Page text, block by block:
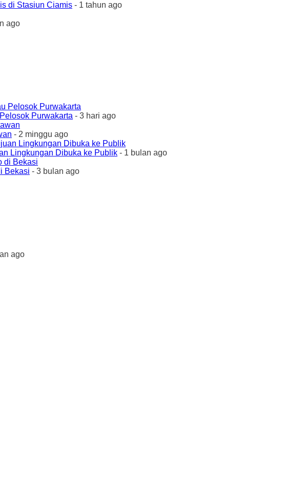
di Stasiun Ciamis - 1 tahun ago
ago
Purwakarta - 3 hari ago
- 2 minggu ago
Lingkungan Dibuka ke Publik - 1 bulan ago
Bekasi - 3 bulan ago
ago